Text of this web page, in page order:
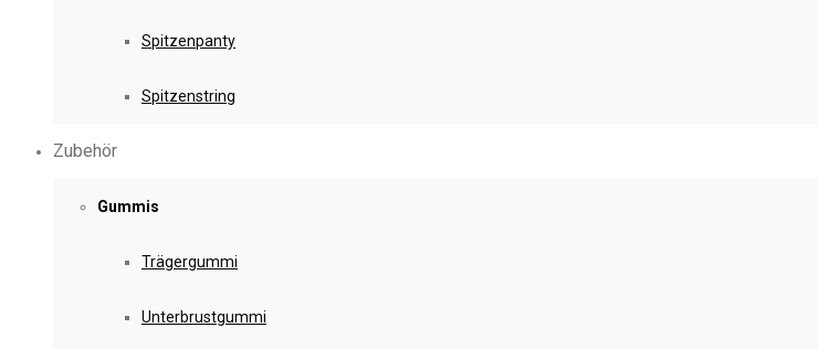
Spitzenpanty
Spitzenstring
Zubehör
Gummis
Trägergummi
Unterbrustgummi